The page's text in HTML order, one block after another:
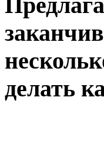
делать